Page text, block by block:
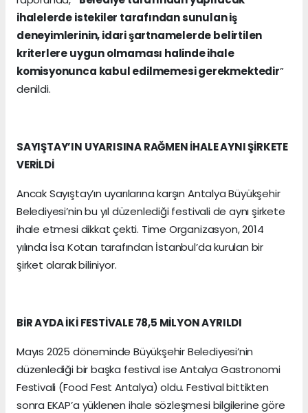
ihalelerde istekiler tarafından sunulan iş
deneyimlerinin, idari şartnamelerde belirtilen
kriterlere uygun olmaması halinde ihale
komisyonunca kabul edilmemesi gerekmektedir”
denildi.
SAYIŞTAY’IN UYARISINA RAĞMEN İHALE AYNI ŞİRKETE
VERİLDİ
Ancak Sayıştay’ın uyarılarına karşın Antalya Büyükşehir
Belediyesi’nin bu yıl düzenlediği festivali de aynı şirkete
ihale etmesi dikkat çekti. Time Organizasyon, 2014
yılında İsa Kotan tarafından İstanbul’da kurulan bir
şirket olarak biliniyor.
BİR AYDA İKİ FESTİVALE 78,5 MİLYON AYRILDI
Mayıs 2025 döneminde Büyükşehir Belediyesi’nin
düzenlediği bir başka festival ise Antalya Gastronomi
Festivali (Food Fest Antalya) oldu. Festival bittikten
sonra EKAP’a yüklenen ihale sözleşmesi bilgilerine göre